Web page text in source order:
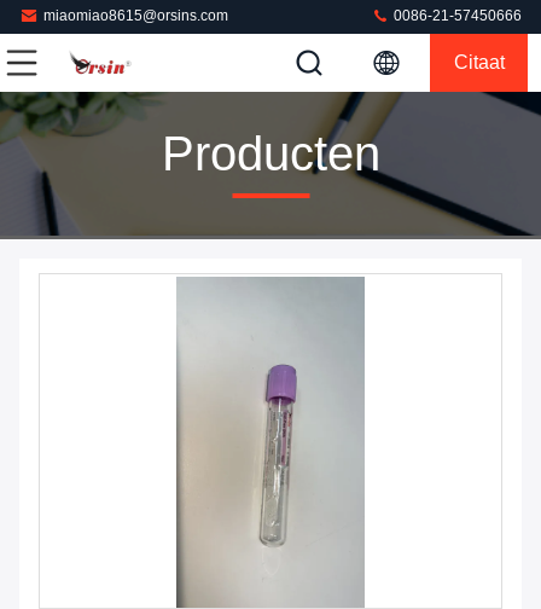
miaomiao8615@orsins.com 0086-21-57450666
Citaat
Producten